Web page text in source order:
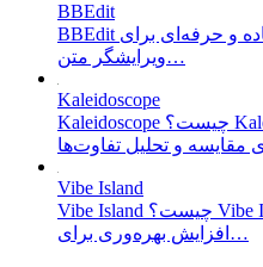
BBEdit
BBEdit یک نرم افزار فوق‌العاده و حرفه‌ای برای HTML و
ویرایشگر متن…
Kaleidoscope
Kaleidoscope چیست؟ Kaleidoscope نرم‌افزاری پیشرفته
Vibe Island
Vibe Island چیست؟ Vibe Island یکی از برنامه‌های کاربردی
افزایش بهره‌وری برای…